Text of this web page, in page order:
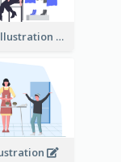
Makeup Illustration